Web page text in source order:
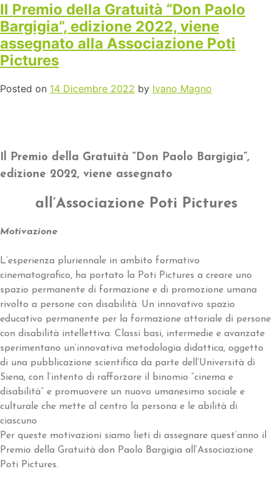
Il Premio della Gratuità “Don Paolo
Bargigia”, edizione 2022, viene
assegnato alla Associazione Poti
Pictures
Posted on 14 Dicembre 2022 by Ivano Magno
Il Premio della Gratuità “Don Paolo Bargigia”,
edizione 2022, viene assegnato
all’Associazione Poti Pictures
Motivazione
L’esperienza pluriennale in ambito formativo
cinematografico, ha portato la Poti Pictures a creare uno
spazio permanente di formazione e di promozione umana
rivolto a persone con disabilità. Un innovativo spazio
educativo permanente per la formazione attoriale di persone
con disabilità intellettiva. Classi basi, intermedie e avanzate
sperimentano un’innovativa metodologia didattica, oggetto
di una pubblicazione scientifica da parte dell’Università di
Siena, con l’intento di rafforzare il binomio “cinema e
disabilità” e promuovere un nuovo umanesimo sociale e
culturale che mette al centro la persona e le abilità di
ciascuno
Per queste motivazioni siamo lieti di assegnare quest’anno il
Premio della Gratuità don Paolo Bargigia all’Associazione
Poti Pictures.